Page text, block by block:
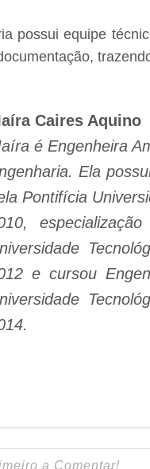
possui equipe
Caires Aquino
é Engenheira
Ela
Pontifícia
e cursou